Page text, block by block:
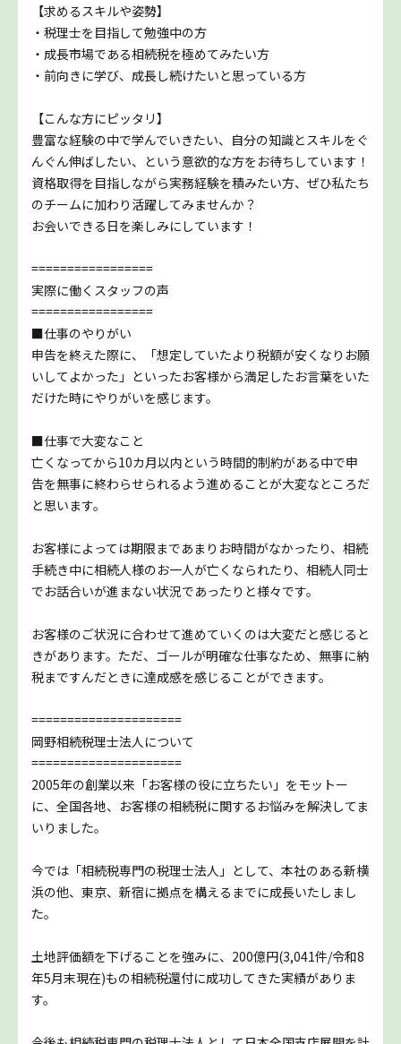
【求めるスキルや姿勢】
・税理士を目指して勉強中の方
・成長市場である相続税を極めてみたい方
・前向きに学び、成長し続けたいと思っている方
【こんな方にピッタリ】
豊富な経験の中で学んでいきたい、自分の知識とスキルをぐ
んぐん伸ばしたい、という意欲的な方をお待ちしています！
資格取得を目指しながら実務経験を積みたい方、ぜひ私たち
のチームに加わり活躍してみませんか？
お会いできる日を楽しみにしています！
=================
実際に働くスタッフの声
=================
■仕事のやりがい
申告を終えた際に、「想定していたより税額が安くなりお願
いしてよかった」といったお客様から満足したお言葉をいた
だけた時にやりがいを感じます。
■仕事で大変なこと
亡くなってから10カ月以内という時間的制約がある中で申
告を無事に終わらせられるよう進めることが大変なところだ
と思います。
お客様によっては期限まであまりお時間がなかったり、相続
手続き中に相続人様のお一人が亡くなられたり、相続人同士
でお話合いが進まない状況であったりと様々です。
お客様のご状況に合わせて進めていくのは大変だと感じると
きがあります。ただ、ゴールが明確な仕事なため、無事に納
税まですんだときに達成感を感じることができます。
=====================
岡野相続税理士法人について
=====================
2005年の創業以来「お客様の役に立ちたい」をモットー
に、全国各地、お客様の相続税に関するお悩みを解決してま
いりました。
今では「相続税専門の税理士法人」として、本社のある新横
浜の他、東京、新宿に拠点を構えるまでに成長いたしまし
た。
土地評価額を下げることを強みに、200億円(3,041件/令和8
年5月末現在)もの相続税還付に成功してきた実績がありま
す。